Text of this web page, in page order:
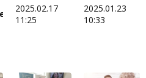
2025.02.17
11:25
2025.01.23
10:33